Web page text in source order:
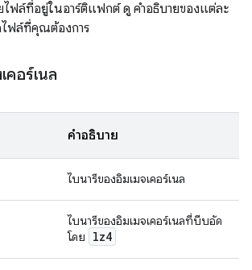
ไฟล์ที่อยู่ในอาร์ติแฟกต์ ดู คำอธิบายของแต่ละ
ฟล์ที่คุณต้องการ
คอร์เนล
คำอธิบาย
ไบนารีของอิมเมจเคอร์เนล
ไบนารีของอิมเมจเคอร์เนลที่บีบอัด
โดย
lz4